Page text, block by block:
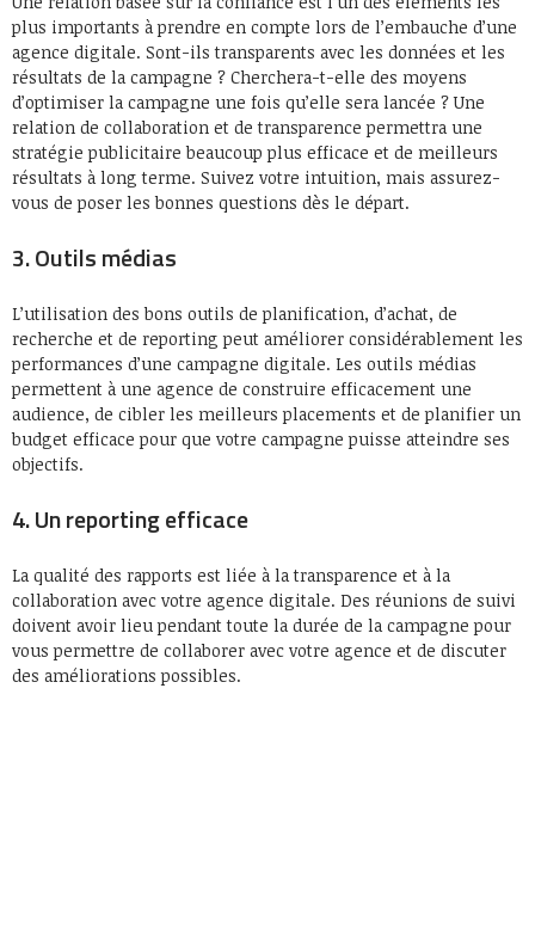
plus importants à prendre en compte lors de l’embauche d’une
agence digitale. Sont-ils transparents avec les données et les
résultats de la campagne ? Cherchera-t-elle des moyens
d’optimiser la campagne une fois qu’elle sera lancée ? Une
relation de collaboration et de transparence permettra une
stratégie publicitaire beaucoup plus efficace et de meilleurs
résultats à long terme. Suivez votre intuition, mais assurez-
vous de poser les bonnes questions dès le départ.
3. Outils médias
L’utilisation des bons outils de planification, d’achat, de
recherche et de reporting peut améliorer considérablement les
performances d’une campagne digitale. Les outils médias
permettent à une agence de construire efficacement une
audience, de cibler les meilleurs placements et de planifier un
budget efficace pour que votre campagne puisse atteindre ses
objectifs.
4. Un reporting efficace
La qualité des rapports est liée à la transparence et à la
collaboration avec votre agence digitale. Des réunions de suivi
doivent avoir lieu pendant toute la durée de la campagne pour
vous permettre de collaborer avec votre agence et de discuter
des améliorations possibles.